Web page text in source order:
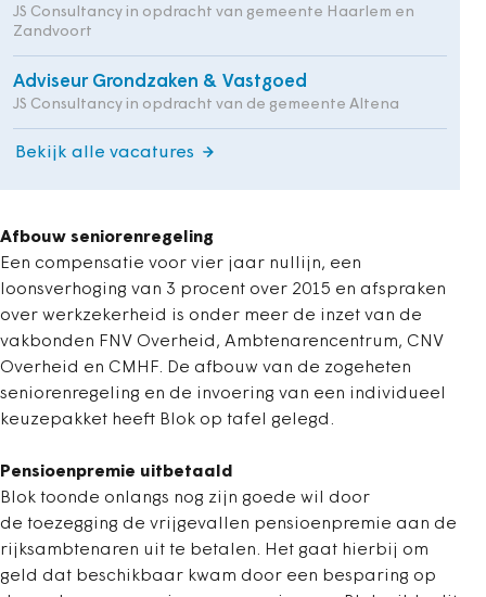
JS Consultancy in opdracht van gemeente Haarlem en
Zandvoort
Adviseur Grondzaken & Vastgoed
JS Consultancy in opdracht van de gemeente Altena
Bekijk alle vacatures
Afbouw seniorenregeling
Een compensatie voor vier jaar nullijn, een
loonsverhoging van 3 procent over 2015 en afspraken
over werkzekerheid is onder meer de inzet van de
vakbonden FNV Overheid, Ambtenarencentrum, CNV
Overheid en CMHF. De afbouw van de zogeheten
seniorenregeling en de invoering van een individueel
keuzepakket heeft Blok op tafel gelegd.
Pensioenpremie uitbetaald
Blok toonde onlangs nog zijn goede wil door
de toezegging de vrijgevallen pensioenpremie aan de
rijksambtenaren uit te betalen. Het gaat hierbij om
geld dat beschikbaar kwam door een besparing op